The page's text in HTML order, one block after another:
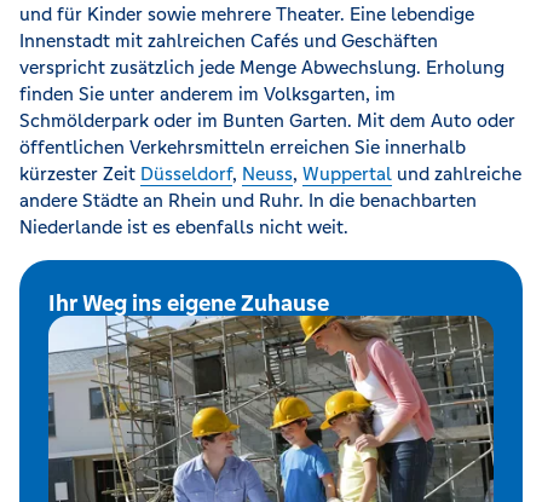
und für Kinder sowie mehrere Theater. Eine lebendige
Innenstadt mit zahlreichen Cafés und Geschäften
verspricht zusätzlich jede Menge Abwechslung. Erholung
finden Sie unter anderem im Volksgarten, im
Schmölderpark oder im Bunten Garten. Mit dem Auto oder
öffentlichen Verkehrsmitteln erreichen Sie innerhalb
kürzester Zeit Düsseldorf, Neuss, Wuppertal und zahlreiche
andere Städte an Rhein und Ruhr. In die benachbarten
Niederlande ist es ebenfalls nicht weit.
Ihr Weg ins eigene Zuhause